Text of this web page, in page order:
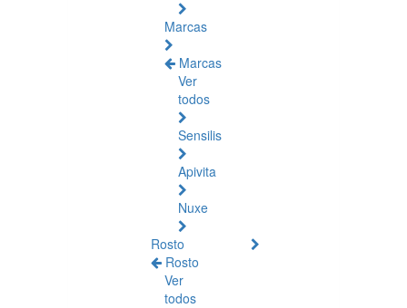
Marcas
Marcas
Ver
todos
Sensilis
Apivita
Nuxe
Rosto
Rosto
Ver
todos